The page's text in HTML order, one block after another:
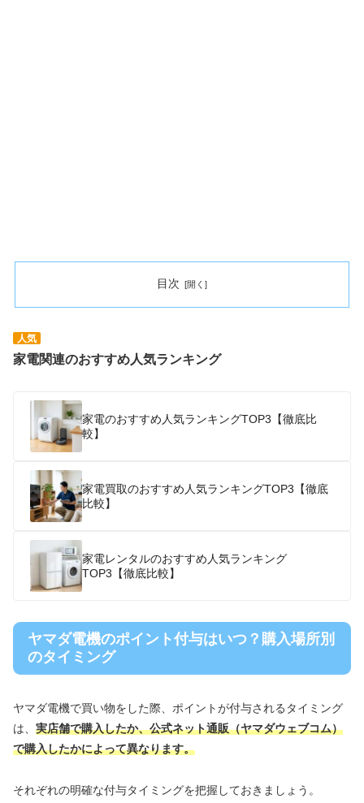
目次
人気
家電関連のおすすめ人気ランキング
家電のおすすめ人気ランキングTOP3【徹底比
較】
家電買取のおすすめ人気ランキングTOP3【徹底
比較】
家電レンタルのおすすめ人気ランキング
TOP3【徹底比較】
ヤマダ電機のポイント付与はいつ？購入場所別
のタイミング
ヤマダ電機で買い物をした際、ポイントが付与されるタイミング
は、 実店舗で購入したか、公式ネット通販（ヤマダウェブコム）
で購入したかによって異なります。
それぞれの明確な付与タイミングを把握しておきましょう。